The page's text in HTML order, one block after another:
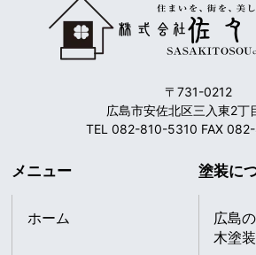
〒731-0212
広島市安佐北区三入東2丁
TEL 082-810-5310 FAX
メニュー
ホーム
塗装に
広島
木塗